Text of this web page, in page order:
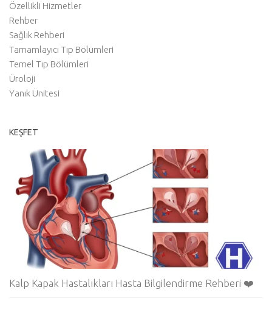
Özellikli Hizmetler
Rehber
Sağlık Rehberi
Tamamlayıcı Tıp Bölümleri
Temel Tıp Bölümleri
Üroloji
Yanık Ünitesi
KEŞFET
Kalp Kapak Hastalıkları Hasta Bilgilendirme Rehberi ❤️